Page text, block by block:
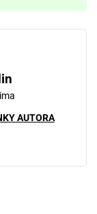
AUTORA